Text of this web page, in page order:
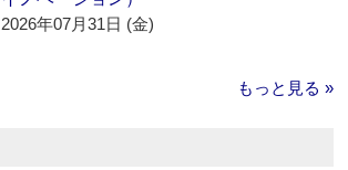
2026年07月31日 (金)
もっと見る »